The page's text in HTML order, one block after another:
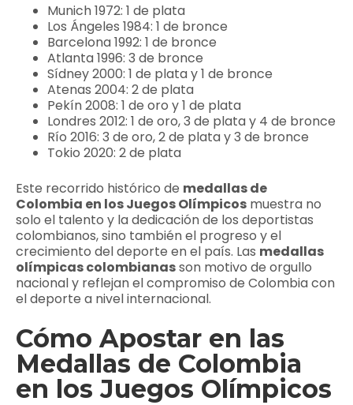
Munich 1972: 1 de plata
Los Ángeles 1984: 1 de bronce
Barcelona 1992: 1 de bronce
Atlanta 1996: 3 de bronce
Sídney 2000: 1 de plata y 1 de bronce
Atenas 2004: 2 de plata
Pekín 2008: 1 de oro y 1 de plata
Londres 2012: 1 de oro, 3 de plata y 4 de bronce
Río 2016: 3 de oro, 2 de plata y 3 de bronce
Tokio 2020: 2 de plata
Este recorrido histórico de medallas de
Colombia en los Juegos Olímpicos muestra no
solo el talento y la dedicación de los deportistas
colombianos, sino también el progreso y el
crecimiento del deporte en el país. Las medallas
olímpicas colombianasson motivo de orgullo
nacional y reflejan el compromiso de Colombia con
el deporte a nivel internacional.
Cómo Apostar en las
Medallas de Colombia
en los Juegos Olímpicos